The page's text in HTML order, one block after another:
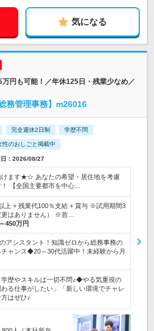
気になる
円も可能！／年休125日・残業少なめ／
務管理事務】m26016
完全週休2日制 学歴不問
性のおしごと掲載中
：2026/08/27
ます★☆ あなたの希望・居住地を考慮
【全国主要都市を中心…
上 + 残業代100％支給 + 賞与 ※試用期間3
更はありません） ※首…
450万円
アシスタント！知識ゼロから総務事務の
ャンス◆20～30代活躍中！未経験から月
学歴やスキルは一切不問♪◆やる気重視の
る仕事がしたい」「新しい環境でチャレ
はぜひ♪